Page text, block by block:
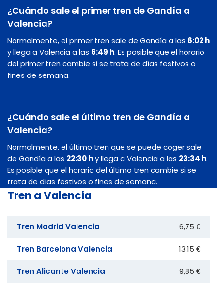
¿Cuándo sale el primer tren de Gandía a
Valencia?
Normalmente, el primer tren sale de Gandía a las 6:02 h
y llega a Valencia a las 6:49 h. Es posible que el horario
del primer tren cambie si se trata de días festivos o
fines de semana.
¿Cuándo sale el último tren de Gandía a
Valencia?
Normalmente, el último tren que se puede coger sale
de Gandía a las 22:30 hy llega a Valencia a las 23:34 h.
Es posible que el horario del último tren cambie si se
trata de días festivos o fines de semana.
Tren a Valencia
Tren Madrid Valencia 6,75 €
Tren Barcelona Valencia 13,15 €
Tren Alicante Valencia 9,85 €